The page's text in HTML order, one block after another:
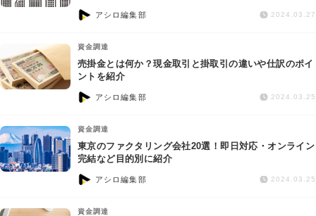
アシロ編集部 2024.03.27
資金調達
売掛金とは何か？現金取引と掛取引の違いや仕訳のポイ
ントを紹介
アシロ編集部 2024.03.25
資金調達
東京のファクタリング会社20選！即日対応・オンライン
完結など目的別に紹介
アシロ編集部 2024.03.25
資金調達